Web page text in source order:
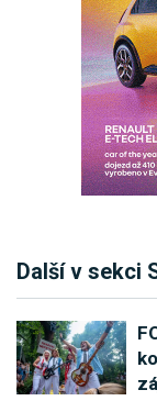
Další v sekci